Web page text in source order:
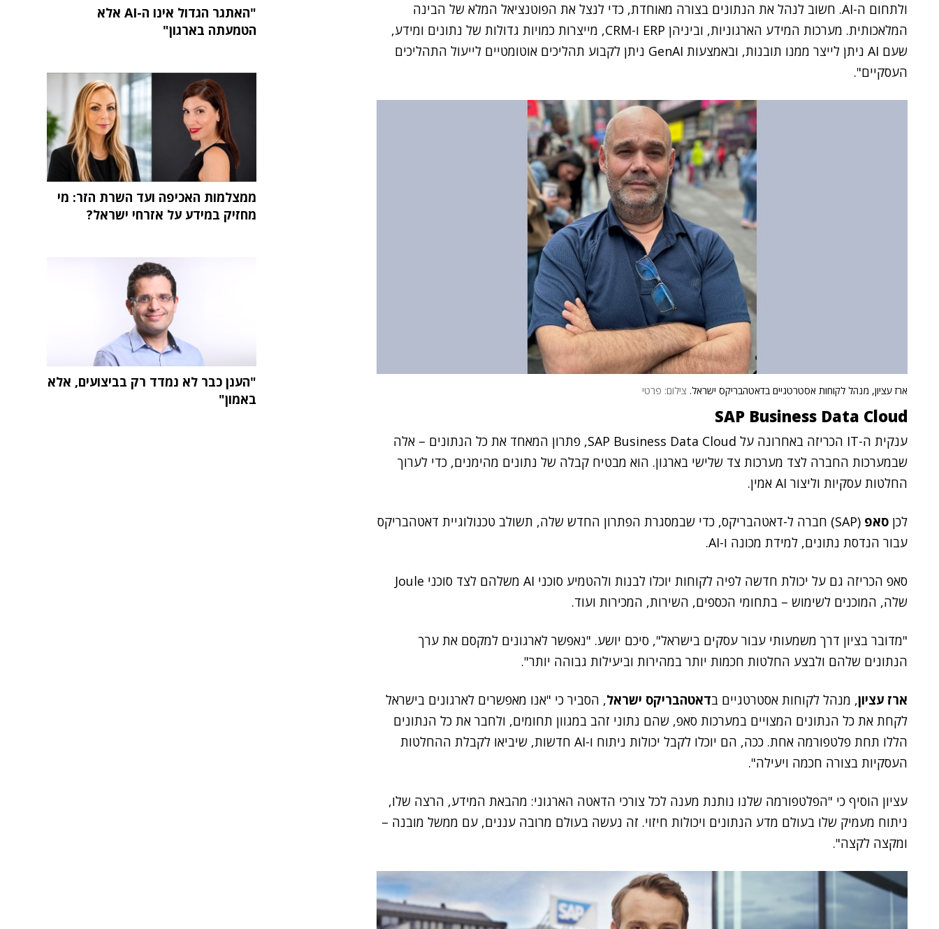
ולתחום ה-AI. חשוב לנהל את הנתונים בצורה מאוחדת, כדי לנצל את הפוטנציאל המלא של הבינה
המלאכותית. מערכות המידע הארגוניות, וביניהן ERP ו-CRM, מייצרות כמויות גדולות של נתונים ומידע,
שעם AI ניתן לייצר ממנו תובנות, ובאמצעות GenAI ניתן לקבוע תהליכים אוטומטיים לייעול התהליכים
העסקיים".
ארז עציון, מנהל לקוחות אסטרטגיים בדאטהבריקס ישראל. צילום: פרטי
SAP Business Data Cloud
ענקית ה-IT הכריזה באחרונה על SAP Business Data Cloud, פתרון המאחד את כל הנתונים – אלה
שבמערכות החברה לצד מערכות צד שלישי בארגון. הוא מבטיח קבלה של נתונים מהימנים, כדי לערוך
החלטות עסקיות וליצור AI אמין.
לכן סאפ
(SAP) חברה ל-דאטהבריקס, כדי שבמסגרת הפתרון החדש שלה, תשולב טכנולוגיית דאטהבריקס
עבור הנדסת נתונים, למידת מכונה ו-AI.
סאפ הכריזה גם על יכולת חדשה לפיה לקוחות יוכלו לבנות ולהטמיע סוכני AI משלהם לצד סוכני Joule
שלה, המוכנים לשימוש – בתחומי הכספים, השירות, המכירות ועוד.
"מדובר בציון דרך משמעותי עבור עסקים בישראל", סיכם יושע. "נאפשר לארגונים למקסם את ערך
הנתונים שלהם ולבצע החלטות חכמות יותר במהירות וביעילות גבוהה יותר".
ארז עציון, מנהל לקוחות אסטרטגיים בדאטהבריקס ישראל, הסביר כי "אנו מאפשרים לארגונים בישראל
לקחת את כל הנתונים המצויים במערכות סאפ, שהם נתוני זהב במגוון תחומים, ולחבר את כל הנתונים
הללו תחת פלטפורמה אחת. ככה, הם יוכלו לקבל יכולות ניתוח ו-AI חדשות, שיביאו לקבלת ההחלטות
העסקיות בצורה חכמה ויעילה".
עציון הוסיף כי "הפלטפורמה שלנו נותנת מענה לכל צורכי הדאטה הארגוני: מהבאת המידע, הרצה שלו,
ניתוח מעמיק שלו בעולם מדע הנתונים ויכולות חיזוי. זה נעשה בעולם מרובה עננים, עם ממשל מובנה –
ומקצה לקצה".
"האתגר הגדול אינו ה-AI אלא
הטמעתה בארגון"
ממצלמות האכיפה ועד השרת הזר: מי
מחזיק במידע על אזרחי ישראל?
"הענן כבר לא נמדד רק בביצועים, אלא
באמון"